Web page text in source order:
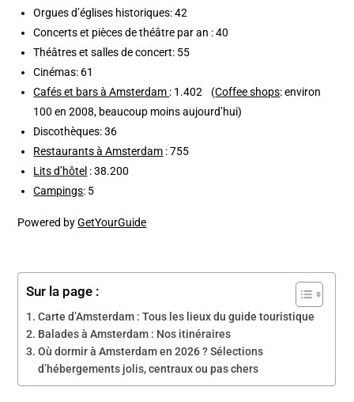
Orgues d’églises historiques: 42
Concerts et pièces de théâtre par an : 40
Théâtres et salles de concert: 55
Cinémas: 61
Cafés et bars à Amsterdam : 1.402 (Coffee shops: environ
100 en 2008, beaucoup moins aujourd’hui)
Discothèques: 36
Restaurants à Amsterdam : 755
Lits d’hôtel : 38.200
Campings: 5
Powered byGetYourGuide
Sur la page :
Carte d’Amsterdam : Tous les lieux du guide touristique
Balades à Amsterdam : Nos itinéraires
Où dormir à Amsterdam en 2026 ? Sélections
d’hébergements jolis, centraux ou pas chers